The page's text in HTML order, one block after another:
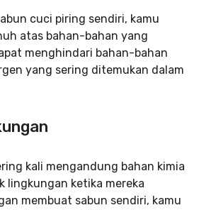
cuci piring sendiri, kamu
atas bahan-bahan yang
menghindari bahan-bahan
yang sering ditemukan dalam
kali mengandung bahan kimia
lingkungan ketika mereka
membuat sabun sendiri, kamu